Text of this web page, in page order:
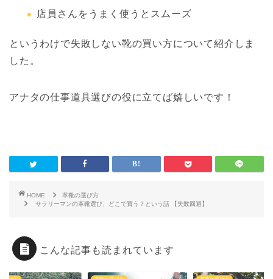
店員さんをうまく使うとスムーズ
というわけで失敗しない靴の買い方について紹介しま
した。
アナタの仕事道具選びの役に立てば嬉しいです！
HOME
革靴の選び方
サラリーマンの革靴選び、どこで買う？という話 【失敗回避】
こんな記事も読まれています